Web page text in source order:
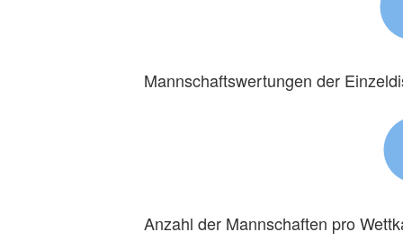
Mannschaftswertungen der
Anzahl der Mannschaften pro